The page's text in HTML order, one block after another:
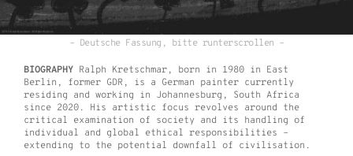
– Deutsche Fassung, bitte runterscrollen –
BIOGRAPHY Ralph Kretschmar, born in 1980 in East
Berlin, former GDR, is a German painter currently
residing and working in Johannesburg, South Africa
since 2020. His artistic focus revolves around the
critical examination of society and its handling of
individual and global ethical responsibilities –
extending to the potential downfall of civilisation.